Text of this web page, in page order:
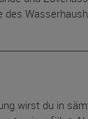
des
wirst du in